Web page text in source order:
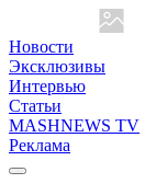
Новости
Эксклюзивы
Интервью
Статьи
MASHNEWS TV
Реклама